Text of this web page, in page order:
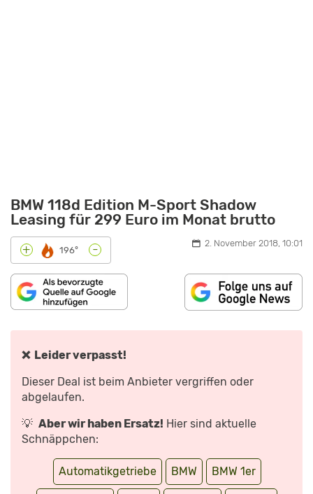
BMW 118d Edition M-Sport Shadow
Leasing für 299 Euro im Monat brutto
+ 196° - 2. November 2018, 10:01
❌ Leider verpasst!
Dieser Deal ist beim Anbieter vergriffen oder
abgelaufen.
💡 Aber wir haben Ersatz! Hier sind aktuelle
Schnäppchen:
Automatikgetriebe BMW BMW 1er
MOTOR
MOBIL“
YOUTUBE
ANZEIGEN